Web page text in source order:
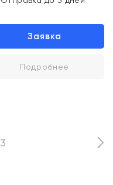
Заявка
Подробнее
3